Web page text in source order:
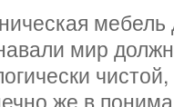
мир
же в